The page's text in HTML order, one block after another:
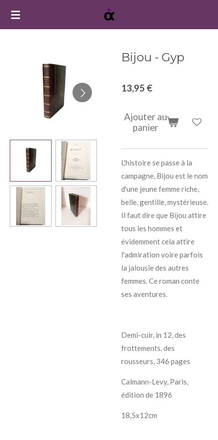
Passer
Bijou - Gyp
13,95 €
Ajouter au
panier
L'histoire se passe à la
campagne, Bijou est le nom
d'une jeune femme riche,
belle, gentille, mystérieuse.
Il faut dire que Bijou attire
tous les hommes et
évidemment cela attire
l'admiration voire parfois
la jalousie des autres
femmes. Ce roman conte
ses aventures.
Demi-cuir, in 12, des
frottements. des
rousseurs, 346 pages
Calmann-Levy, Paris,
édition de 1896
18,5x12cm